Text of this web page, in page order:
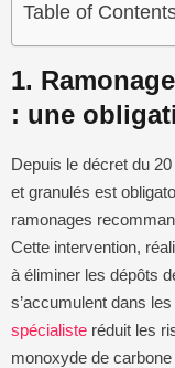
Table of
1.
: une
Depuis le décret du
et granulés est
ramonages
Cette intervention,
à éliminer les dépôts
s’accumulent dans
spécialiste réduit les
monoxyde de